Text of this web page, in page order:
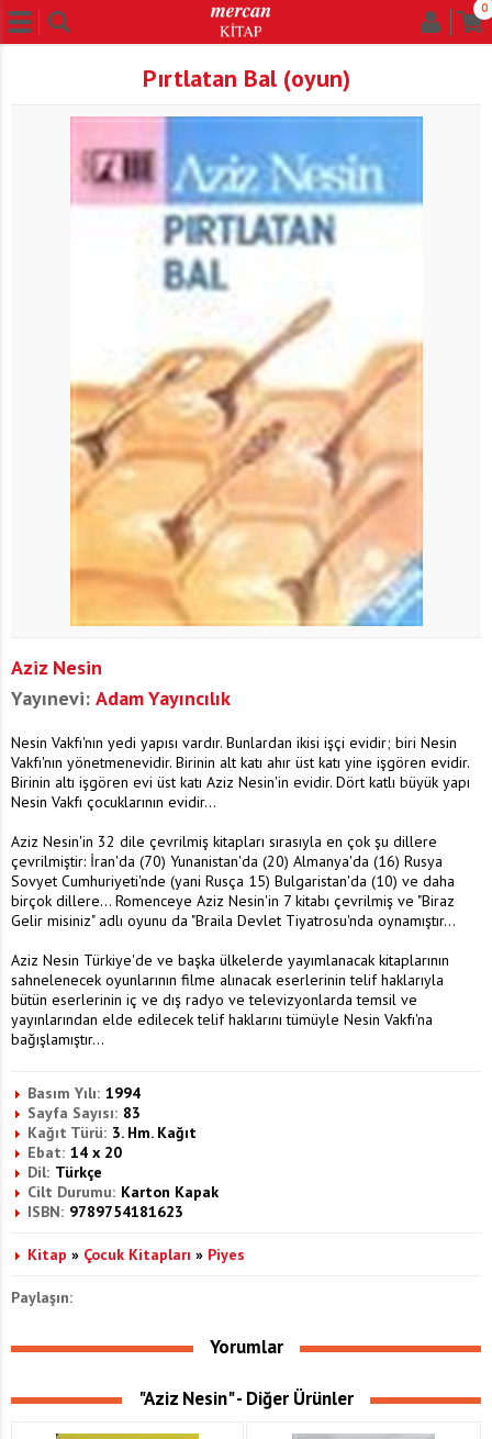
0
Pırtlatan Bal (oyun)
Aziz Nesin
Yayınevi: Adam Yayıncılık
Nesin Vakfı'nın yedi yapısı vardır. Bunlardan ikisi işçi evidir; biri Nesin
Vakfı'nın yönetmenevidir. Birinin alt katı ahır üst katı yine işgören evidir.
Birinin altı işgören evi üst katı Aziz Nesin'in evidir. Dört katlı büyük yapı
Nesin Vakfı çocuklarının evidir...
Aziz Nesin'in 32 dile çevrilmiş kitapları sırasıyla en çok şu dillere
çevrilmiştir: İran'da (70) Yunanistan'da (20) Almanya'da (16) Rusya
Sovyet Cumhuriyeti'nde (yani Rusça 15) Bulgaristan'da (10) ve daha
birçok dillere... Romenceye Aziz Nesin'in 7 kitabı çevrilmiş ve "Biraz
Gelir misiniz" adlı oyunu da "Braila Devlet Tiyatrosu'nda oynamıştır...
Aziz Nesin Türkiye'de ve başka ülkelerde yayımlanacak kitaplarının
sahnelenecek oyunlarının filme alınacak eserlerinin telif haklarıyla
bütün eserlerinin iç ve dış radyo ve televizyonlarda temsil ve
yayınlarından elde edilecek telif haklarını tümüyle Nesin Vakfı'na
bağışlamıştır...
Basım Yılı: 1994
Sayfa Sayısı: 83
Kağıt Türü: 3. Hm. Kağıt
Ebat: 14 x 20
Dil: Türkçe
Cilt Durumu: Karton Kapak
ISBN: 9789754181623
Kitap » Çocuk Kitapları » Piyes
Paylaşın:
Yorumlar
"Aziz Nesin" - Diğer Ürünler